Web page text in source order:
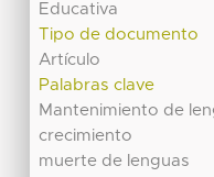
Educativa
Tipo de documento
Artículo
Palabras clave
Mantenimiento de
crecimiento
muerte de lenguas